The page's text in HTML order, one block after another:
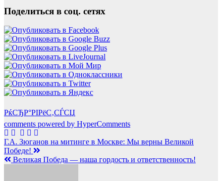
Поделиться в соц. сетях
РќСЂР°РІРёС‚СЃСЏ
comments powered by HyperComments
Навигация
по
Г.А. Зюганов на митинге в Москве: Мы верны Великой
Победе!
Великая Победа — наша гордость и ответственность!